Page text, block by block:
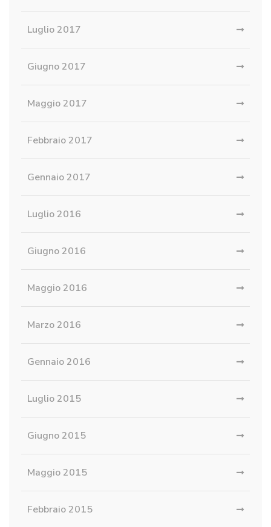
Luglio 2017
Giugno 2017
Maggio 2017
Febbraio 2017
Gennaio 2017
Luglio 2016
Giugno 2016
Maggio 2016
Marzo 2016
Gennaio 2016
Luglio 2015
Giugno 2015
Maggio 2015
Febbraio 2015